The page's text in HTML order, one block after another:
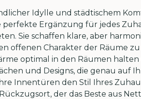
Idylle und städtischem
Ergänzung für jedes
Sie schaffen klare, aber
offenen Charakter der Räume
optimal in den Räumen
und Designs, die genau auf
Innentüren den Stil Ihres
der das Beste aus